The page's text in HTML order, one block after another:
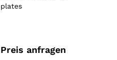
plates
Preis anfragen